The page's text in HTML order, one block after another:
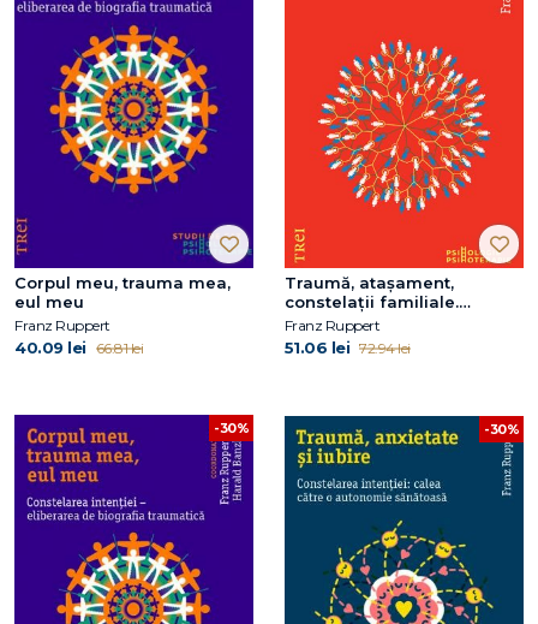
Corpul meu, trauma mea,
eul meu
Franz Ruppert
40.09 lei 66.81 lei
Traumă, ataşament,
constelaţii familiale.
Psihoterapia traumei
Franz Ruppert
51.06 lei 72.94 lei
-30% -30%